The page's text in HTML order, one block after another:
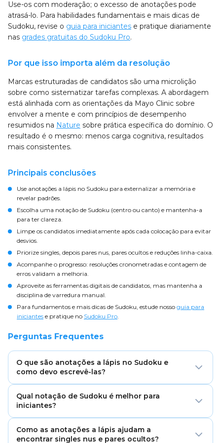
Use-os com moderação; o excesso de anotações pode
atrasá-lo. Para habilidades fundamentais e mais dicas de
Sudoku, revise o guia para iniciantes e pratique diariamente
nas grades gratuitas do Sudoku Pro.
Por que isso importa além da resolução
Marcas estruturadas de candidatos são uma microlição
sobre como sistematizar tarefas complexas. A abordagem
está alinhada com as orientações da Mayo Clinic sobre
envolver a mente e com princípios de desempenho
resumidos na Nature sobre prática específica do domínio. O
resultado é o mesmo: menos carga cognitiva, resultados
mais consistentes.
Principais conclusões
Use anotações a lápis no Sudoku para externalizar a memória e
revelar padrões.
Escolha uma notação de Sudoku (centro ou canto) e mantenha-a
para ter clareza.
Limpe os candidatos imediatamente após cada colocação para evitar
desvios.
Priorize singles, depois pares nus, pares ocultos e reduções linha-caixa.
Acompanhe o progresso: resoluções cronometradas e contagem de
erros validam a melhoria.
Aproveite as ferramentas digitais de candidatos, mas mantenha a
disciplina de varredura manual.
Para fundamentos e mais dicas de Sudoku, estude nosso guia para
iniciantes e pratique no Sudoku Pro.
Perguntas Frequentes
O que são anotações a lápis no Sudoku e
como devo escrevê-las?
quais dígitos podem caber em uma célula. Escreva-os
como números pequenos dentro da célula (no centro
Qual notação de Sudoku é melhor para
iniciantes?
Eles facilitam ver singles nus, singles ocultos e pares
Como as anotações a lápis ajudam a
encontrar singles nus e pares ocultos?